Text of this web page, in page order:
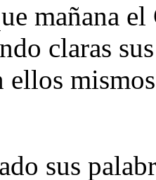
mañana el
claras
ellos mismos
sus